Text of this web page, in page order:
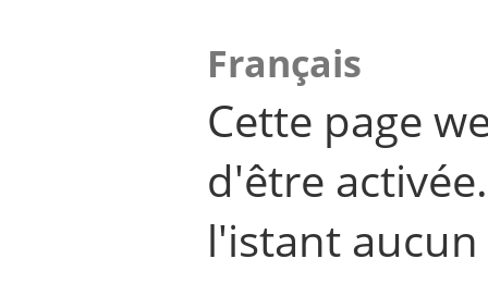
Français
Cette page
d'être
l'istant